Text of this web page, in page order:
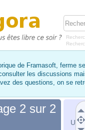
de Framasoft, ferme
les discussions
des questions, on se
2 sur 2